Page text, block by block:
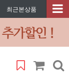
최근본상품